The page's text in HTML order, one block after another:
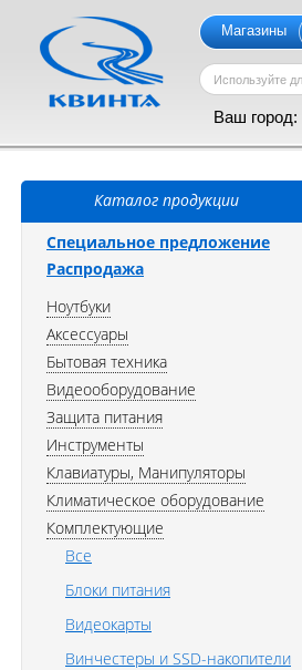
Магазины
Ваш город:
Каталог продукции
Специальное предложение
Распродажа
Ноутбуки
Аксессуары
Бытовая техника
Видеооборудование
Защита питания
Инструменты
Клавиатуры, Манипуляторы
Климатическое оборудование
Комплектующие
Все
Блоки питания
Видеокарты
Винчестеры и SSD-накопители